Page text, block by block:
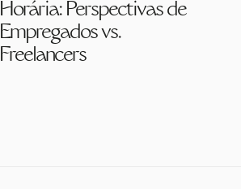
Horária: Perspectivas de
Empregados vs.
Freelancers